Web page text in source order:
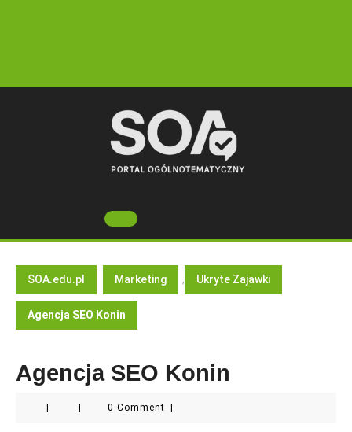
Open
Button
SOA.edu.pl Marketing , Ukryte Zajawki
Agencja SEO Konin
Agencja SEO Konin
0 Comment